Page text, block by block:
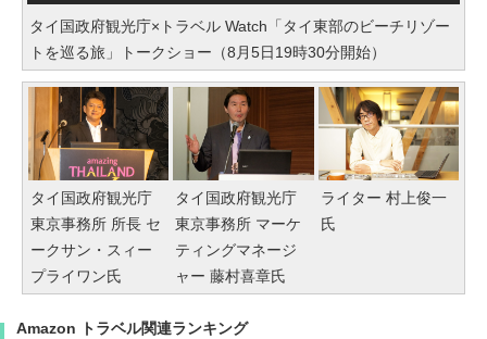
タイ国政府観光庁×トラベル Watch「タイ東部のビーチリゾー
トを巡る旅」トークショー（8月5日19時30分開始）
タイ国政府観光庁
東京事務所 所長 セ
ークサン・スィー
プライワン氏
タイ国政府観光庁
東京事務所 マーケ
ティングマネージ
ャー 藤村喜章氏
ライター 村上俊一
氏
Amazon トラベル関連ランキング